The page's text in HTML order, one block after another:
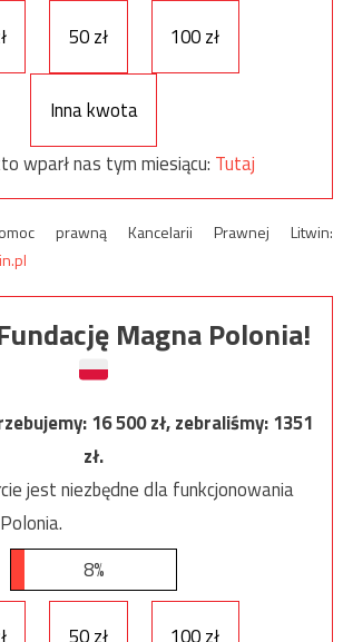
50 zł 100 zł
Inna kwota
wparł nas tym miesiącu: Tutaj
prawną Kancelarii Prawnej Litwin:
Magna Polonia!
16 500zł, zebraliśmy:1351
zł.
jest niezbędne dla funkcjonowania
8%